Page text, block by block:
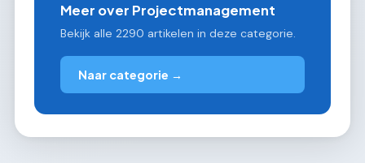
Meer over Projectmanagement
Bekijk alle 2290 artikelen in deze categorie.
Naar categorie →